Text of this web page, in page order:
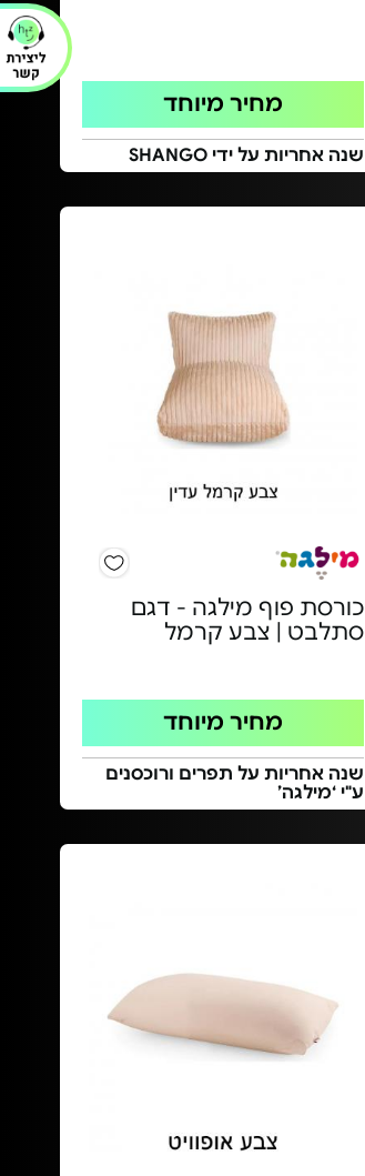
מחיר מיוחד
שנה אחריות על ידי SHANGO
כורסת פוף מילגה - דגם
סתלבט | צבע קרמל
מחיר מיוחד
שנה אחריות על תפרים ורוכסנים
ע"י ‘מילגה’